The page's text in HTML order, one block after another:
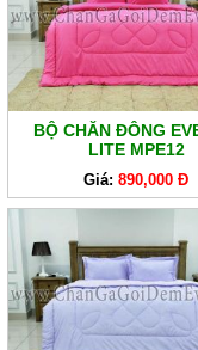
SẢN
PHẨM
GIẢM
GIÁ
CHĂN
EVERONLITE
SẢN
PHẨM
HÀNG
LẺ
BỘ CHĂN ĐÔNG
LITE MPE12
Giá: 890,000 Đ